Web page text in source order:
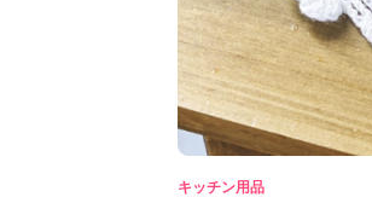
キッチン用品